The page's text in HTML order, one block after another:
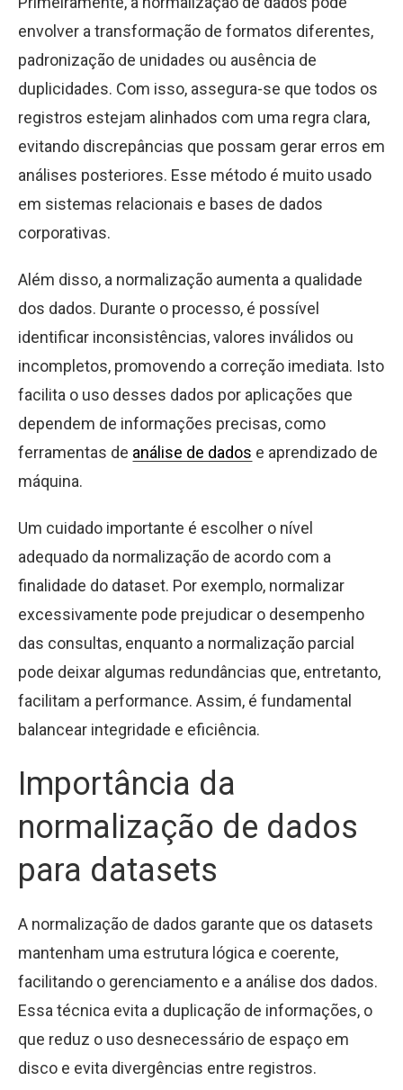
envolver a transformação de formatos diferentes,
padronização de unidades ou ausência de
duplicidades. Com isso, assegura-se que todos os
registros estejam alinhados com uma regra clara,
evitando discrepâncias que possam gerar erros em
análises posteriores. Esse método é muito usado
em sistemas relacionais e bases de dados
corporativas.
Além disso, a normalização aumenta a qualidade
dos dados. Durante o processo, é possível
identificar inconsistências, valores inválidos ou
incompletos, promovendo a correção imediata. Isto
facilita o uso desses dados por aplicações que
dependem de informações precisas, como
ferramentas de análise de dados e aprendizado de
máquina.
Um cuidado importante é escolher o nível
adequado da normalização de acordo com a
finalidade do dataset. Por exemplo, normalizar
excessivamente pode prejudicar o desempenho
das consultas, enquanto a normalização parcial
pode deixar algumas redundâncias que, entretanto,
facilitam a performance. Assim, é fundamental
balancear integridade e eficiência.
Importância da
normalização de dados
para datasets
A normalização de dados garante que os datasets
mantenham uma estrutura lógica e coerente,
facilitando o gerenciamento e a análise dos dados.
Essa técnica evita a duplicação de informações, o
que reduz o uso desnecessário de espaço em
disco e evita divergências entre registros.